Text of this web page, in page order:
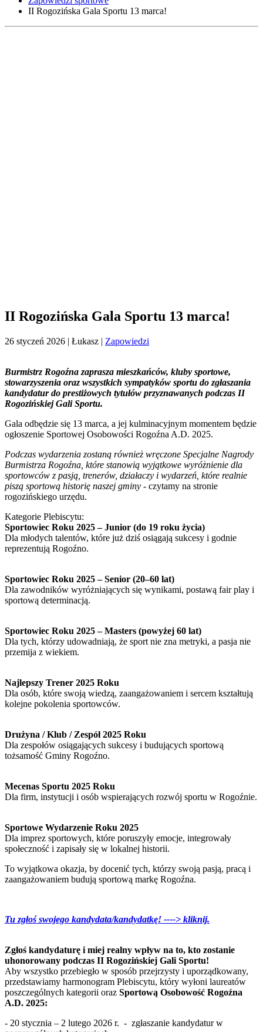
II Rogozińska Gala Sportu 13 marca!
II Rogozińska Gala Sportu 13 marca!
26 styczeń 2026 | Łukasz | Zapowiedzi
Burmistrz Rogoźna zaprasza mieszkańców, kluby sportowe,
stowarzyszenia oraz wszystkich sympatyków sportu do zgłaszania
kandydatur do prestiżowych tytułów przyznawanych podczas II
Rogozińskiej Gali Sportu.
Gala odbędzie się 13 marca, a jej kulminacyjnym momentem będzie
ogłoszenie Sportowej Osobowości Rogoźna A.D. 2025.
Podczas wydarzenia zostaną również wręczone Specjalne Nagrody
Burmistrza Rogoźna, które stanowią wyjątkowe wyróżnienie dla
sportowców z pasją, trenerów, działaczy i wydarzeń, które realnie
piszą sportową historię naszej gminy - czytamy na stronie
rogozińskiego urzędu.
Kategorie Plebiscytu:
Sportowiec Roku 2025 – Junior (do 19 roku życia)
Dla młodych talentów, które już dziś osiągają sukcesy i godnie
reprezentują Rogoźno.
Sportowiec Roku 2025 – Senior (20–60 lat)
Dla zawodników wyróżniających się wynikami, postawą fair play i
sportową determinacją.
Sportowiec Roku 2025 – Masters (powyżej 60 lat)
Dla tych, którzy udowadniają, że sport nie zna metryki, a pasja nie
przemija z wiekiem.
Najlepszy Trener 2025 Roku
Dla osób, które swoją wiedzą, zaangażowaniem i sercem kształtują
kolejne pokolenia sportowców.
Drużyna / Klub / Zespół 2025 Roku
Dla zespołów osiągających sukcesy i budujących sportową
tożsamość Gminy Rogoźno.
Mecenas Sportu 2025 Roku
Dla firm, instytucji i osób wspierających rozwój sportu w Rogoźnie.
Sportowe Wydarzenie Roku 2025
Dla imprez sportowych, które poruszyły emocje, integrowały
społeczność i zapisały się w lokalnej historii.
To wyjątkowa okazja, by docenić tych, którzy swoją pasją, pracą i
zaangażowaniem budują sportową markę Rogoźna.
Tu zgłoś swojego kandydata/kandydatkę! ----> kliknij.
Zgłoś kandydaturę i miej realny wpływ na to, kto zostanie
uhonorowany podczas II Rogozińskiej Gali Sportu!
Aby wszystko przebiegło w sposób przejrzysty i uporządkowany,
przedstawiamy harmonogram Plebiscytu, który wyłoni laureatów
poszczególnych kategorii oraz Sportową Osobowość Rogoźna
A.D. 2025:
- 20 stycznia – 2 lutego 2026 r. - zgłaszanie kandydatur w